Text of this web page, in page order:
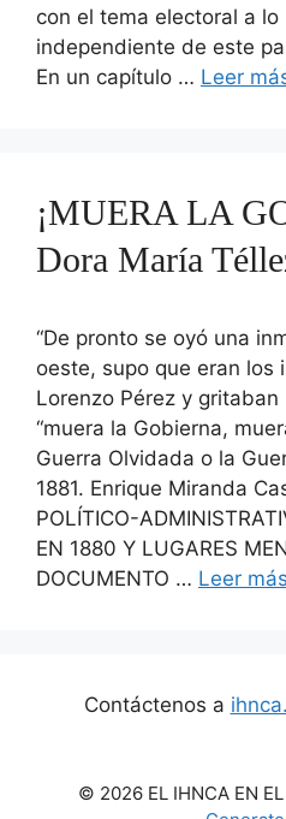
con el tema electoral a
independiente de este
En un capítulo … Leer
¡MUERA LA
Dora María
“De pronto se oyó una
oeste, supo que eran los
Lorenzo Pérez y
“muera la Gobierna,
Guerra Olvidada o la
1881. Enrique Miranda
POLÍTICO-
EN 1880 Y LUGARES
DOCUMENTO … Leer más
Contáctenos a
© 2026 EL IHNCA EN EL